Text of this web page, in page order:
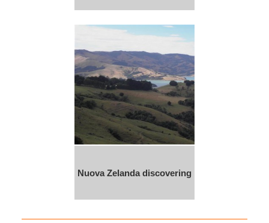
Nuova Zelanda discovering